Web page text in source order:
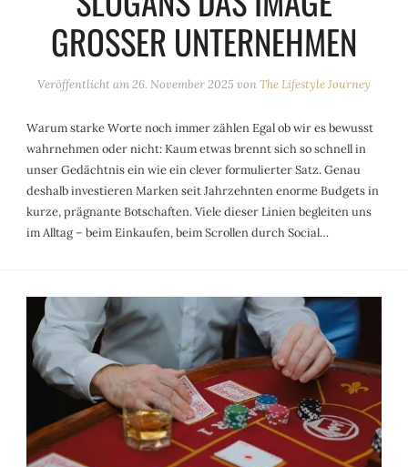
GROSSER UNTERNEHMEN
Veröffentlicht am26. November 2025 vonThe Lifestyle Journey
Warum starke Worte noch immer zählen Egal ob wir es bewusst
wahrnehmen oder nicht: Kaum etwas brennt sich so schnell in
unser Gedächtnis ein wie ein clever formulierter Satz. Genau
deshalb investieren Marken seit Jahrzehnten enorme Budgets in
kurze, prägnante Botschaften. Viele dieser Linien begleiten uns
im Alltag – beim Einkaufen, beim Scrollen durch Social…